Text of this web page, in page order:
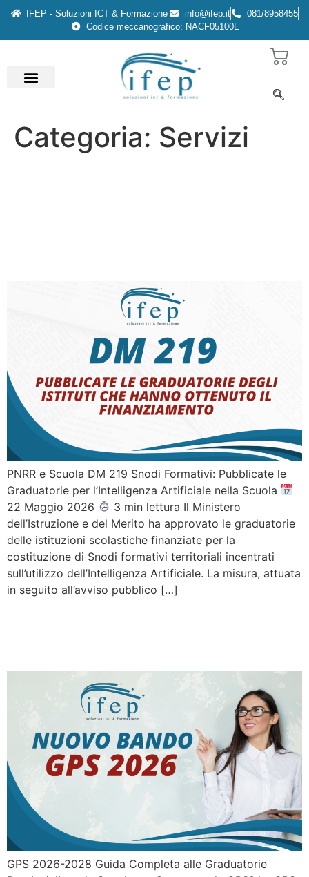
IFEP - Soluzioni ICT & Formazione info@ifep.it
081/8958455
Codice meccanografico: NACF05100L
Categoria: Servizi
PNRR e Scuola DM 219 Snodi Formativi: Pubblicate le
Graduatorie per l’Intelligenza Artificiale nella Scuola
22 Maggio 2026
3 min lettura Il Ministero
dell’Istruzione e del Merito ha approvato le graduatorie
delle istituzioni scolastiche finanziate per la
costituzione di Snodi formativi territoriali incentrati
sull’utilizzo dell’Intelligenza Artificiale. La misura, attuata
in seguito all’avviso pubblico […]
GPS 2026-2028 Guida Completa alle Graduatorie